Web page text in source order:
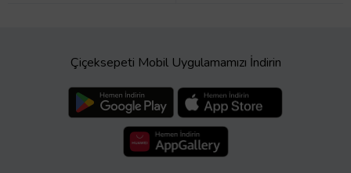
Çiçeksepeti Mobil Uygulamamızı İndirin